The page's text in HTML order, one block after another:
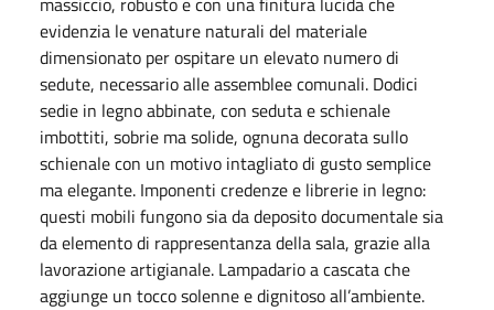
evidenzia le venature naturali del materiale
dimensionato per ospitare un elevato numero di
sedute, necessario alle assemblee comunali. Dodici
sedie in legno abbinate, con seduta e schienale
imbottiti, sobrie ma solide, ognuna decorata sullo
schienale con un motivo intagliato di gusto semplice
ma elegante. Imponenti credenze e librerie in legno:
questi mobili fungono sia da deposito documentale sia
da elemento di rappresentanza della sala, grazie alla
lavorazione artigianale. Lampadario a cascata che
aggiunge un tocco solenne e dignitoso all’ambiente.